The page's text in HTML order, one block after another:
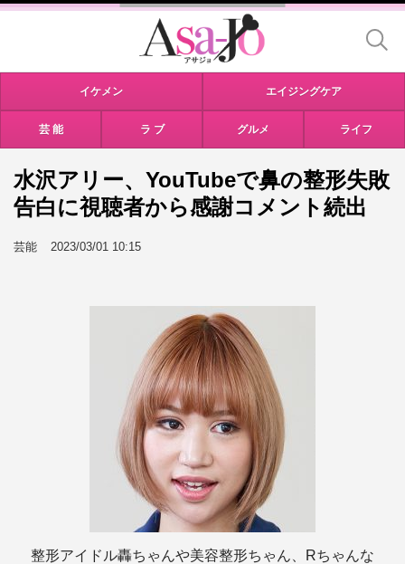
イケメン エイジングケア
芸 能 ラ ブ グルメ ライフ
水沢アリー、YouTubeで鼻の整形失敗
告白に視聴者から感謝コメント続出
芸能 2023/03/01 10:15
整形アイドル轟ちゃんや美容整形ちゃん、Rちゃんな